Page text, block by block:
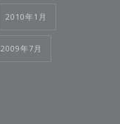
2010年1月
2009年7月